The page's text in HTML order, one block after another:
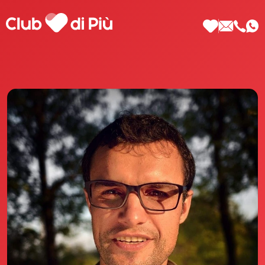
Scopri Club di Più
Le testimonianze Club di Più
La fondatrice Valeria Pilla
Annunci Donne
Agenzia matrimoniale Club di Più
Love Notebook